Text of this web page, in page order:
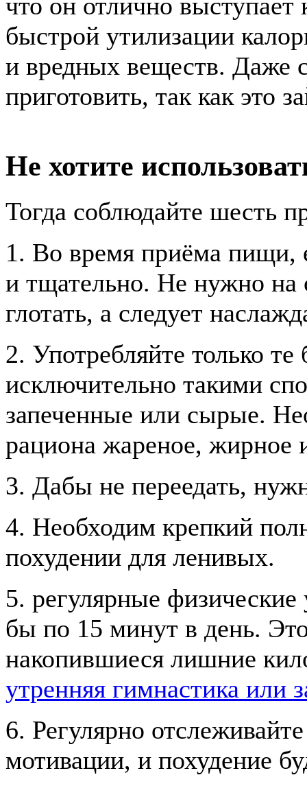
быстрой утилизации
и вредных веществ. Даже
приготовить, так как это
Не хотите
Тогда соблюдайте шесть
1. Во время приёма пищи,
и тщательно. Не нужно на
глотать, а следует
2. Употребляйте только
исключительно такими
запеченные или сырые.
рациона жареное, жирное
3. Дабы не переедать,
4. Необходим крепкий
похудении для ленивых.
5. регулярные
бы по 15 минут в день.
накопившиеся лишние
утренняя гимнастика или
6. Регулярно
мотивации, и похудение